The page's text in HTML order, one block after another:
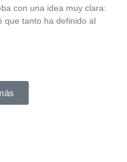
con una idea muy clara:
que tanto ha definido al